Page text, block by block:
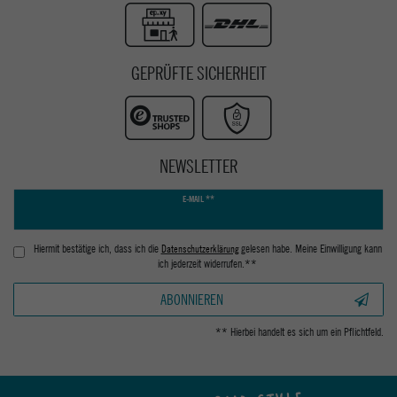
GEPRÜFTE SICHERHEIT
NEWSLETTER
E-MAIL **
Hiermit bestätige ich, dass ich die Daten­schutz­erklärunggelesen habe. Meine Einwilligung kann
ich jederzeit widerrufen.**
ABONNIEREN
** Hierbei handelt es sich um ein Pflichtfeld.